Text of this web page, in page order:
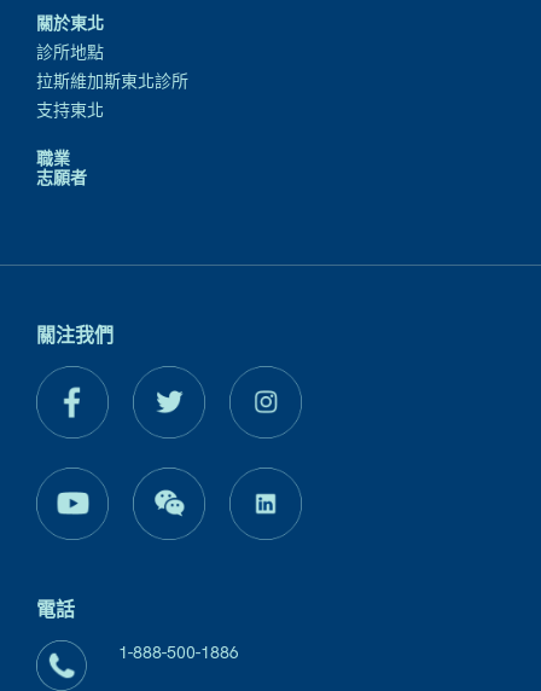
關於東北
診所地點
拉斯維加斯東北診所
支持東北
職業
志願者
關注我們
電話
1-888-500-1886